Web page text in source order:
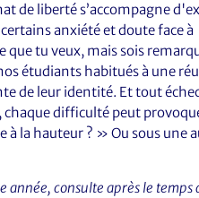
de liberté s’accompagne
anxiété et doute face à
que tu veux, mais sois
étudiants habitués à une
de leur identité. Et tout
difficulté peut
à la hauteur ? » Ou sous une
consulte après le temps